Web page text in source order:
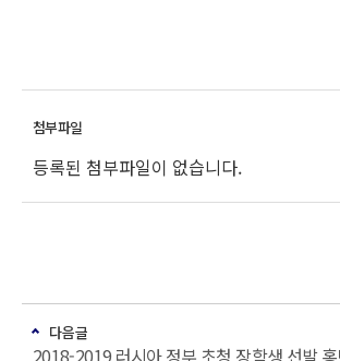
등록된 첨부파일이 없습니다.
다음글
2018-2019 러시아 정부 초청 장학생 선발 홍